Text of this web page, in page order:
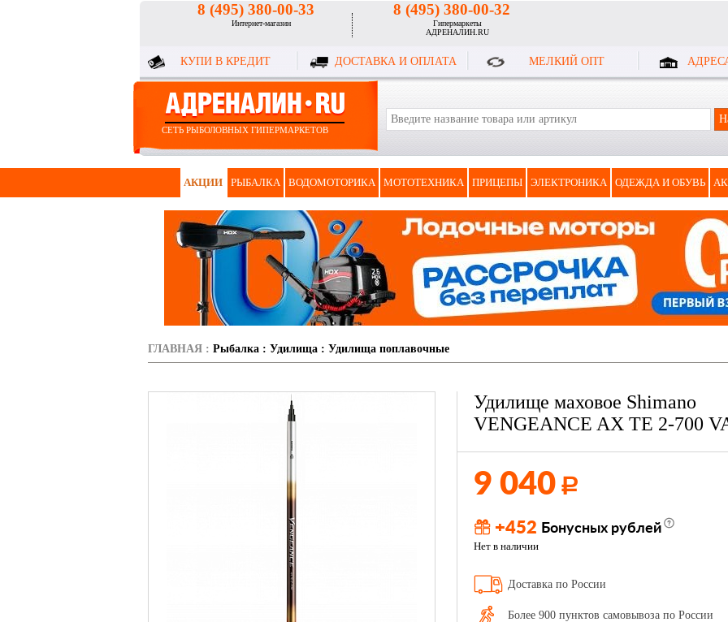
8 (495) 380-00-33
Интернет-магазин
8 (495) 380-00-32
Гипермаркеты
АДРЕНАЛИН.RU
КУПИ В КРЕДИТ ДОСТАВКА И ОПЛАТА МЕЛКИЙ ОПТ
СЕТЬ РЫБОЛОВНЫХ ГИПЕРМАРКЕТОВ
АКЦИИ РЫБАЛКА ВОДОМОТОРИКА МОТОТЕХНИКА ПРИЦЕПЫ ЭЛЕКТРОНИКА ОДЕЖДА И ОБУВЬ
ГЛАВНАЯ : Рыбалка : Удилища : Удилища поплавочные
Удилище маховое Shimano
VENGEANCE AX TE 2-700
9 040 Р
+452 Бонусных рублей
Нет в наличии
Доставка по России
Более 900 пунктов самовывоза по России